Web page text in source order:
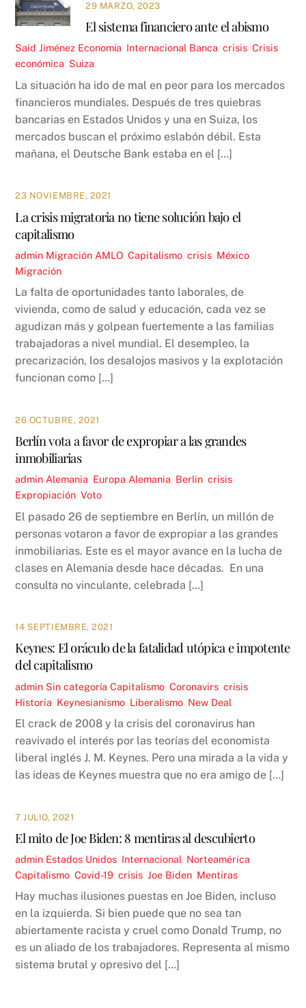
29 MARZO, 2023
El sistema financiero ante el abismo
Said Jiménez Economía Internacional Banca ,crisis ,Crisis
económica Suiza
La situación ha ido de mal en peor para los mercados
financieros mundiales. Después de tres quiebras
bancarias en Estados Unidos y una en Suiza, los
mercados buscan el próximo eslabón débil. Esta
mañana, el Deutsche Bank estaba en el […]
23 NOVIEMBRE, 2021
La crisis migratoria no tiene solución bajo el
capitalismo
admin Migración AMLO ,Capitalismo ,crisis México
Migración
La falta de oportunidades tanto laborales, de
vivienda, como de salud y educación, cada vez se
agudizan más y golpean fuertemente a las familias
trabajadoras a nivel mundial. El desempleo, la
precarización, los desalojos masivos y la explotación
funcionan como […]
26 OCTUBRE, 2021
Berlín vota a favor de expropiar a las grandes
inmobiliarias
admin Alemania Europa Alemania Berlin ,crisis
Expropiación ,Voto
El pasado 26 de septiembre en Berlín, un millón de
personas votaron a favor de expropiar a las grandes
inmobiliarias. Este es el mayor avance en la lucha de
clases en Alemania desde hace décadas. En una
consulta no vinculante, celebrada […]
14 SEPTIEMBRE, 2021
Keynes: El oráculo de la fatalidad utópica e impotente
del capitalismo
admin Sin categoría Capitalismo ,Coronavirs ,crisis
Historia Keynesianismo Liberalismo New Deal
El crack de 2008 y la crisis del coronavirus han
reavivado el interés por las teorías del economista
liberal inglés J. M. Keynes. Pero una mirada a la vida y
las ideas de Keynes muestra que no era amigo de […]
7 JULIO, 2021
El mito de Joe Biden: 8 mentiras al descubierto
admin Estados Unidos Internacional Norteamérica
Capitalismo ,Covid-19 ,crisis ,Joe Biden Mentiras
Hay muchas ilusiones puestas en Joe Biden, incluso
en la izquierda. Si bien puede que no sea tan
abiertamente racista y cruel como Donald Trump, no
es un aliado de los trabajadores. Representa al mismo
sistema brutal y opresivo del […]